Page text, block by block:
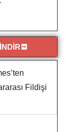
İNDİR
Fildişi